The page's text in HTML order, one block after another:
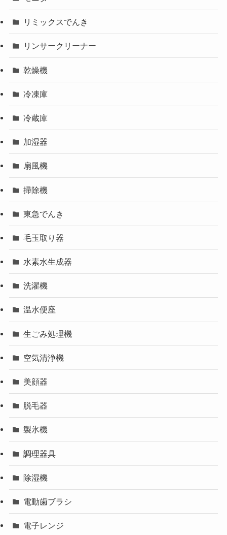
リミックスでんき
リンサークリーナー
乾燥機
冷凍庫
冷蔵庫
加湿器
扇風機
掃除機
東急でんき
毛玉取り器
水素水生成器
洗濯機
温水便座
生ごみ処理機
空気清浄機
美顔器
脱毛器
製氷機
調理器具
除湿機
電動歯ブラシ
電子レンジ